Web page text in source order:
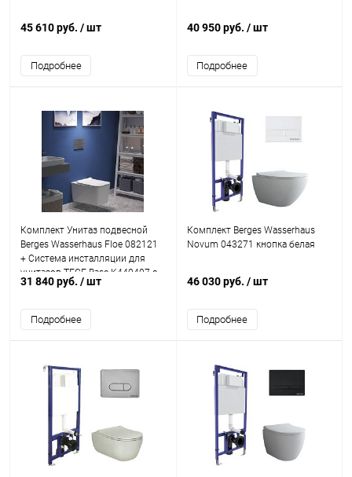
45 610 руб. / шт
Подробнее
40 950 руб. / шт
Подробнее
Комплект Унитаз подвесной
Berges Wasserhaus Floe 082121
+ Система инсталляции для
унитазов TECE Base K440407 с
кнопкой смыва
31 840 руб. / шт
Подробнее
Комплект Berges Wasserhaus
Novum 043271 кнопка белая
46 030 руб. / шт
Подробнее